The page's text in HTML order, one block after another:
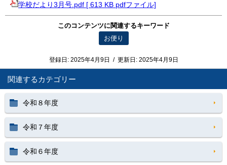
学校だより3月号.pdf [ 613 KB pdfファイル]
このコンテンツに関連するキーワード
お便り
登録日: 2025年4月9日 / 更新日: 2025年4月9日
関連するカテゴリー
令和８年度
令和７年度
令和６年度